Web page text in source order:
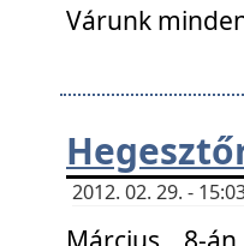
Várunk
2012. 02. 29. -